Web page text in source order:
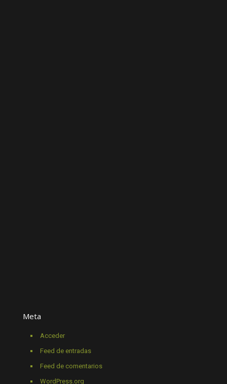
Meta
Acceder
Feed de entradas
Feed de comentarios
WordPress.org